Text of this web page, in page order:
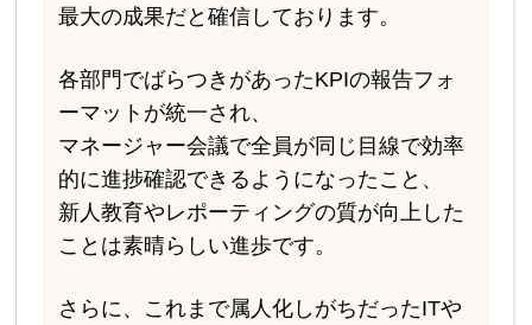
最大の成果だと確信しております。
各部門でばらつきがあったKPIの報告フォ
ーマットが統一され、
マネージャー会議で全員が同じ目線で効率
的に進捗確認できるようになったこと、
新人教育やレポーティングの質が向上した
ことは素晴らしい進歩です。
さらに、これまで属人化しがちだったITや